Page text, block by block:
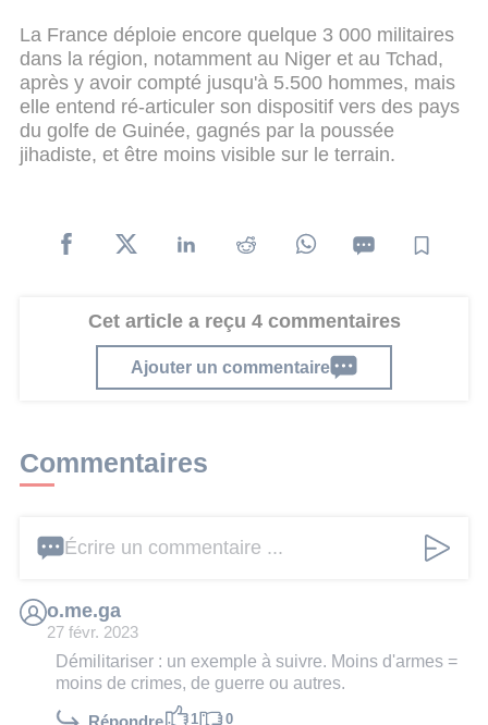
La France déploie encore quelque 3 000 militaires
dans la région, notamment au Niger et au Tchad,
après y avoir compté jusqu'à 5.500 hommes, mais
elle entend ré-articuler son dispositif vers des pays
du golfe de Guinée, gagnés par la poussée
jihadiste, et être moins visible sur le terrain.
Cet article a reçu 4 commentaires
Ajouter un commentaire
Commentaires
Écrire un commentaire ...
o.me.ga
27 févr. 2023
Démilitariser : un exemple à suivre. Moins d'armes =
moins de crimes, de guerre ou autres.
Répondre 1 0